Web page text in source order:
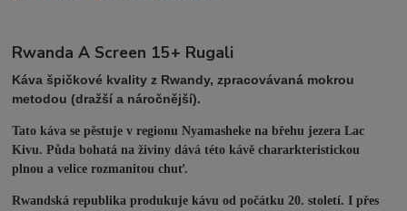
Rwanda A Screen 15+ Rugali
Káva špičkové kvality z Rwandy, zpracovávaná mokrou
metodou (dražší a náročnější).
Tato káva se pěstuje v regionu Nyamasheke na břehu jezera Lac
Kivu. Půda bohatá na živiny dává této kávě chararkteristickou
plnou a velice rozmanitou chuť.
Rwandská republika produkuje kávu od počátku 20. století. I přes